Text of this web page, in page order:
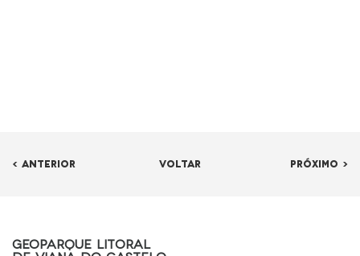
< ANTERIOR VOLTAR PRÓXIMO >
Geoparque Litoral